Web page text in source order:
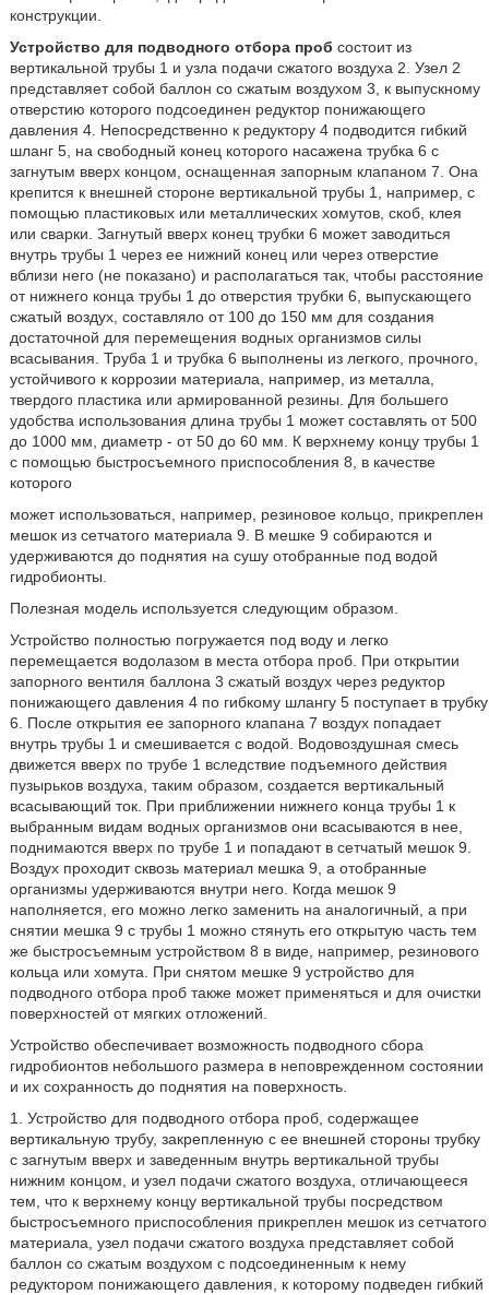
конструкции.
Устройство для подводного отбора проб состоит из
вертикальной трубы 1 и узла подачи сжатого воздуха 2. Узел 2
представляет собой баллон со сжатым воздухом 3, к выпускному
отверстию которого подсоединен редуктор понижающего
давления 4. Непосредственно к редуктору 4 подводится гибкий
шланг 5, на свободный конец которого насажена трубка 6 с
загнутым вверх концом, оснащенная запорным клапаном 7. Она
крепится к внешней стороне вертикальной трубы 1, например, с
помощью пластиковых или металлических хомутов, скоб, клея
или сварки. Загнутый вверх конец трубки 6 может заводиться
внутрь трубы 1 через ее нижний конец или через отверстие
вблизи него (не показано) и располагаться так, чтобы расстояние
от нижнего конца трубы 1 до отверстия трубки 6, выпускающего
сжатый воздух, составляло от 100 до 150 мм для создания
достаточной для перемещения водных организмов силы
всасывания. Труба 1 и трубка 6 выполнены из легкого, прочного,
устойчивого к коррозии материала, например, из металла,
твердого пластика или армированной резины. Для большего
удобства использования длина трубы 1 может составлять от 500
до 1000 мм, диаметр - от 50 до 60 мм. К верхнему концу трубы 1
с помощью быстросъемного приспособления 8, в качестве
которого
может использоваться, например, резиновое кольцо, прикреплен
мешок из сетчатого материала 9. В мешке 9 собираются и
удерживаются до поднятия на сушу отобранные под водой
гидробионты.
Полезная модель используется следующим образом.
Устройство полностью погружается под воду и легко
перемещается водолазом в места отбора проб. При открытии
запорного вентиля баллона 3 сжатый воздух через редуктор
понижающего давления 4 по гибкому шлангу 5 поступает в трубку
6. После открытия ее запорного клапана 7 воздух попадает
внутрь трубы 1 и смешивается с водой. Водовоздушная смесь
движется вверх по трубе 1 вследствие подъемного действия
пузырьков воздуха, таким образом, создается вертикальный
всасывающий ток. При приближении нижнего конца трубы 1 к
выбранным видам водных организмов они всасываются в нее,
поднимаются вверх по трубе 1 и попадают в сетчатый мешок 9.
Воздух проходит сквозь материал мешка 9, а отобранные
организмы удерживаются внутри него. Когда мешок 9
наполняется, его можно легко заменить на аналогичный, а при
снятии мешка 9 с трубы 1 можно стянуть его открытую часть тем
же быстросъемным устройством 8 в виде, например, резинового
кольца или хомута. При снятом мешке 9 устройство для
подводного отбора проб также может применяться и для очистки
поверхностей от мягких отложений.
Устройство обеспечивает возможность подводного сбора
гидробионтов небольшого размера в неповрежденном состоянии
и их сохранность до поднятия на поверхность.
1. Устройство для подводного отбора проб, содержащее
вертикальную трубу, закрепленную с ее внешней стороны трубку
с загнутым вверх и заведенным внутрь вертикальной трубы
нижним концом, и узел подачи сжатого воздуха, отличающееся
тем, что к верхнему концу вертикальной трубы посредством
быстросъемного приспособления прикреплен мешок из сетчатого
материала, узел подачи сжатого воздуха представляет собой
баллон со сжатым воздухом с подсоединенным к нему
редуктором понижающего давления, к которому подведен гибкий